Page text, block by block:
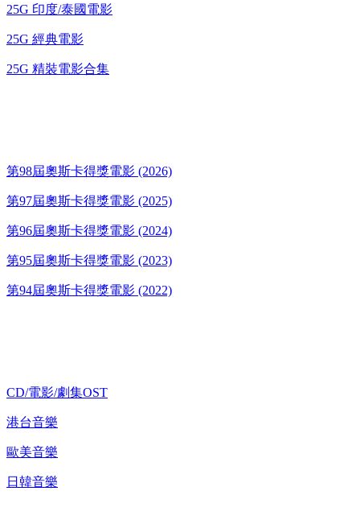
25G 印度/泰國電影
25G 經典電影
25G 精裝電影合集
第98屆奧斯卡得獎電影 (2026)
第97屆奧斯卡得獎電影 (2025)
第96屆奧斯卡得獎電影 (2024)
第95屆奧斯卡得獎電影 (2023)
第94屆奧斯卡得獎電影 (2022)
CD/電影/劇集OST
港台音樂
歐美音樂
日韓音樂